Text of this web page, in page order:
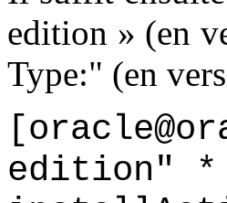
edition » (en
Type:" (en
edition" *